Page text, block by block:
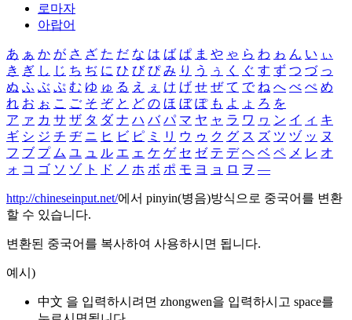
로마자
아랍어
あ ぁ か が さ ざ た だ な は ば ぱ ま や ゃ ら わ ゎ ん い ぃ
き ぎ し じ ち ぢ に ひ び ぴ み り う ぅ く ぐ す ず つ づ っ
ぬ ふ ぶ ぷ む ゆ ゅ る え ぇ け げ せ ぜ て で ね へ べ ぺ め
れ お ぉ こ ご そ ぞ と ど の ほ ぼ ぽ も よ ょ ろ を
ア ァ カ サ ザ タ ダ ナ ハ バ パ マ ヤ ャ ラ ワ ヮ ン イ ィ キ
ギ シ ジ チ ヂ ニ ヒ ビ ピ ミ リ ウ ゥ ク グ ス ズ ツ ヅ ッ ヌ
フ ブ プ ム ユ ュ ル エ ェ ケ ゲ セ ゼ テ デ ヘ ベ ペ メ レ オ
ォ コ ゴ ソ ゾ ト ド ノ ホ ボ ポ モ ヨ ョ ロ ヲ ―
http://chineseinput.net/에서 pinyin(병음)방식으로 중국어를 변환
할 수 있습니다.
변환된 중국어를 복사하여 사용하시면 됩니다.
예시)
中文 을 입력하시려면 zhongwen을 입력하시고 space를